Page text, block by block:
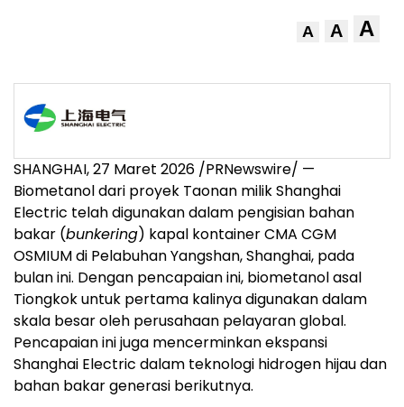
A A A
SHANGHAI,27 Maret 2026 /PRNewswire/ —
Biometanol dari proyek Taonan milik Shanghai
Electric telah digunakan dalam pengisian bahan
bakar (bunkering) kapal kontainer CMA CGM
OSMIUM di Pelabuhan Yangshan, Shanghai, pada
bulan ini. Dengan pencapaian ini, biometanol asal
Tiongkok untuk pertama kalinya digunakan dalam
skala besar oleh perusahaan pelayaran global.
Pencapaian ini juga mencerminkan ekspansi
Shanghai Electric dalam teknologi hidrogen hijau dan
bahan bakar generasi berikutnya.